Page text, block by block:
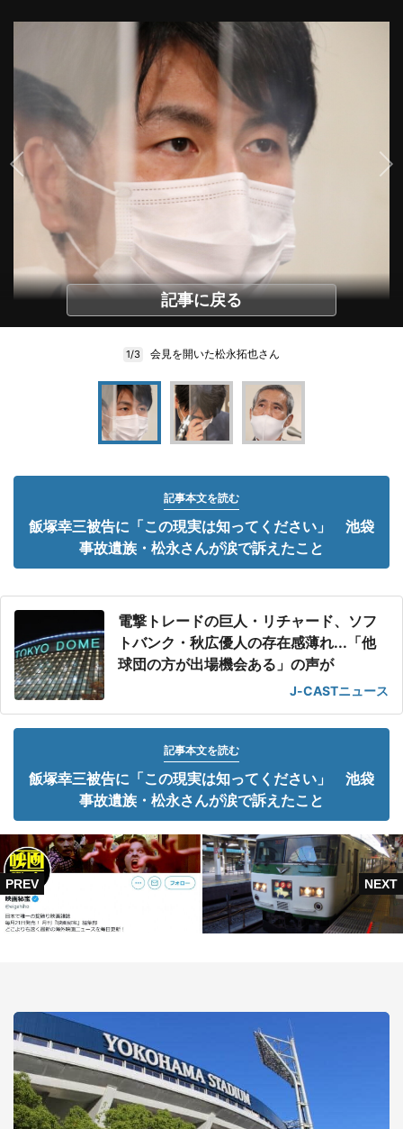
記事に戻る
1/3 会見を開いた松永拓也さん
記事本文を読む
飯塚幸三被告に「この現実は知ってください」 池袋
事故遺族・松永さんが涙で訴えたこと
電撃トレードの巨人・リチャード、ソフ
トバンク・秋広優人の存在感薄れ...「他
球団の方が出場機会ある」の声が
J-CASTニュース
記事本文を読む
飯塚幸三被告に「この現実は知ってください」 池袋
事故遺族・松永さんが涙で訴えたこと